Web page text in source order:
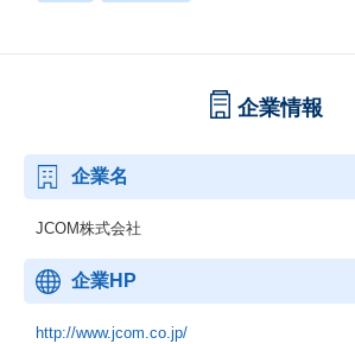
企業情報
企業名
JCOM株式会社
企業HP
http://www.jcom.co.jp/